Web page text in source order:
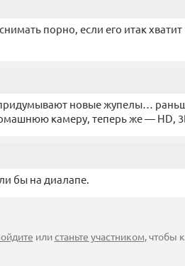
порно, если его итак
новые жупелы…
камеру, теперь же — HD,
бы на диалапе.
илистаньте участником, чтобы